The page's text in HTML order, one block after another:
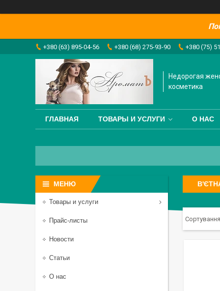
+380 (63) 895-04-56 +380 (68) 275-93-90 +380 (75)
Недорогая
косметика
ГЛАВНАЯ ТОВАРЫ И УСЛУГИ О НАС
Товары и услуги
Прайс-листы
Новости
Статьи
О нас